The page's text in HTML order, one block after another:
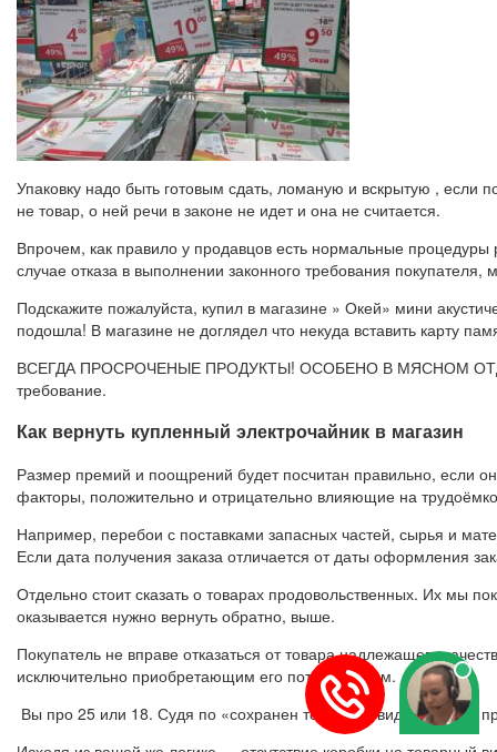
Упаковку надо быть готовым сдать, ломаную и вскрытую , если
не товар, о ней речи в законе не идет и она не считается.
Впрочем, как правило у продавцов есть нормальные
случае отказа в выполнении законного требования
Подскажите пожалуйста, купил в магазине » Окей» мини
подошла! В магазине не доглядел что некуда вставить карту
ВСЕГДА ПРОСРОЧЕНЫЕ ПРОДУКТЫ! ОСОБЕНО В МЯСНОМ
требование.
Как вернуть купленный электрочайник в магазин
Размер премий и поощрений будет посчитан правильно, если
факторы, положительно и отрицательно влияющие на
Например, перебои с поставками запасных частей, сырья и
Если дата получения заказа отличается от даты оформления
Отдельно стоит сказать о товарах продовольственных. Их мы
оказывается нужно вернуть обратно, выше.
Покупатель не вправе отказаться от товара надлежащего
исключительно приобретающим его потребителем.
Вы про 25 или 18. Судя по «сохранен товарный вид» все-таки